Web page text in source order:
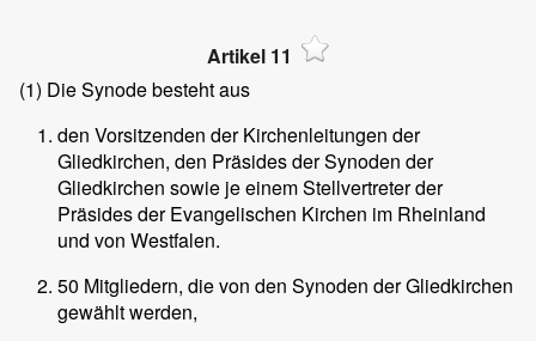
Artikel 11
(1) Die Synode besteht aus
den Vorsitzenden der Kirchenleitungen der
Gliedkirchen, den Präsides der Synoden der
Gliedkirchen sowie je einem Stellvertreter der
Präsides der Evangelischen Kirchen im Rheinland
und von Westfalen.
50 Mitgliedern, die von den Synoden der Gliedkirchen
gewählt werden,